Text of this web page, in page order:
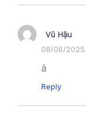
Vũ Hậu
08/06/2025
â
Reply